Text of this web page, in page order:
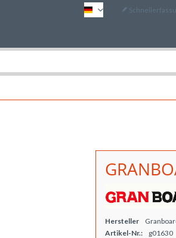
DE
Hersteller
Artikel-Nr.:
g01630